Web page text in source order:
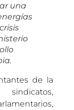
una
de la
sindicatos,